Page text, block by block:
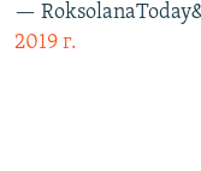
—
2019 г.